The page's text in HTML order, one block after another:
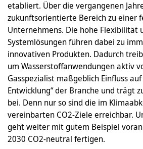
etabliert. Über die vergangenen
zukunftsorientierte Bereich zu einer
Unternehmens. Die hohe Flexibilität
Systemlösungen führen dabei zu
innovativen Produkten. Dadurch
um Wasserstoffanwendungen aktiv
Gasspezialist maßgeblich Einfluss
Entwicklung“ der Branche und trägt
bei. Denn nur so sind die im
vereinbarten CO2-Ziele erreichbar.
geht weiter mit gutem Beispiel
2030 CO2-neutral fertigen.